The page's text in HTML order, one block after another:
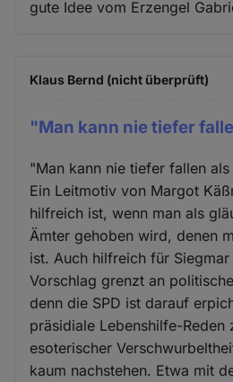
gute Idee vom Erzengel
Klaus Bernd (nicht überprüft)
"Man kann nie tiefer
"Man kann nie tiefer fallen
Ein Leitmotiv von Margot
hilfreich ist, wenn man als
Ämter gehoben wird, denen
ist. Auch hilfreich für
Vorschlag grenzt an
denn die SPD ist darauf
präsidiale Lebenshilfe-Reden
esoterischer
kaum nachstehen. Etwa mit